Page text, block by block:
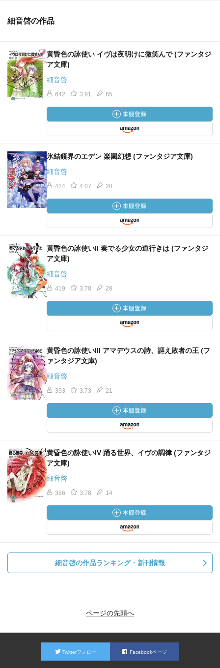
細音啓の作品
黄昏色の詠使い イヴは夜明けに微笑んで (ファンタジ
ア文庫)
細音啓
642 3.91 65
氷結鏡界のエデン 楽園幻想 (ファンタジア文庫)
細音啓
424 4.07 28
黄昏色の詠使いII 奏でる少女の道行きは (ファンタジ
ア文庫)
細音啓
419 3.78 28
黄昏色の詠使いIII アマデウスの詩、謳え敗者の王 (フ
ァンタジア文庫)
細音啓
393 3.73 21
黄昏色の詠使いIV 踊る世界、イヴの調律 (ファンタジ
ア文庫)
細音啓
366 3.78 14
細音啓の作品ランキング・新刊情報
ページの先頭へ
Twitterフォロー Facebookページ